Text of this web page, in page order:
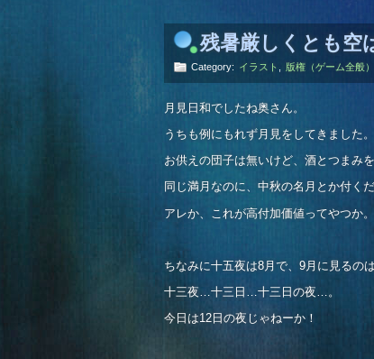
残暑厳しくとも空
Category: イラスト 版権（ゲーム全般）
月見日和でしたね奥さん。
うちも例にもれず月見をしてきました。
お供えの団子は無いけど、酒とつまみ
同じ満月なのに、中秋の名月とか付く
アレか、これが高付加価値ってやつか。
ちなみに十五夜は8月で、9月に見るの
十三夜…十三日…十三日の夜…。
今日は12日の夜じゃねーか！